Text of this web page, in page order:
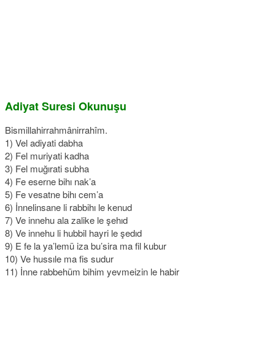
Adiyat Suresi Okunuşu
Bismillahirrahmânirrahîm.
1) Vel adiyati dabha
2) Fel muriyati kadha
3) Fel muğırati subha
4) Fe eserne bihı nak’a
5) Fe vesatne bihı cem’a
6) İnnelinsane li rabbihı le kenud
7) Ve innehu ala zalike le şehıd
8) Ve innehu li hubbil hayri le şedıd
9) E fe la ya’lemü iza bu’sira ma fil kubur
10) Ve hussıle ma fis sudur
11) İnne rabbehüm bihim yevmeizin le habir